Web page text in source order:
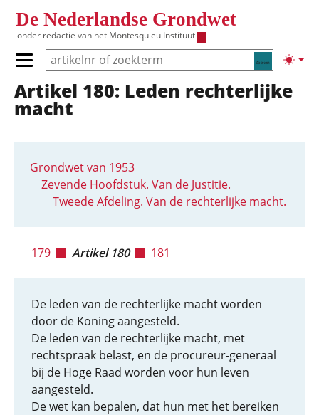
De Nederlandse Grondwet
onder redactie van het Montesquieu Instituut
Zoeken
Primair menu tonen/verbergen
Hoofdnavigatie
Artikel 180: Leden rechterlijke
macht
Grondwet van 1953
Zevende Hoofdstuk. Van de Justitie.
Tweede Afdeling. Van de rechterlijke macht.
179 Artikel 180 181
De leden van de rechterlijke macht worden
door de Koning aangesteld.
De leden van de rechterlijke macht, met
rechtspraak belast, en de procureur-generaal
bij de Hoge Raad worden voor hun leven
aangesteld.
De wet kan bepalen, dat hun met het bereiken